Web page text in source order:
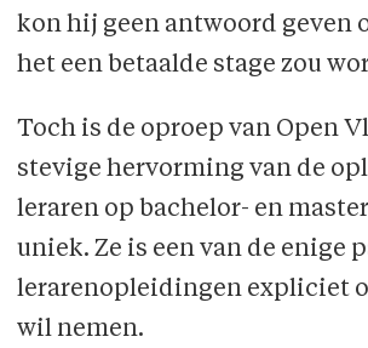
kon hij geen antwoord geven
het een betaalde stage zou
Toch is de oproep van Open
stevige hervorming van de
leraren op bachelor- en
uniek. Ze is een van de enige
lerarenopleidingen expliciet
wil nemen.